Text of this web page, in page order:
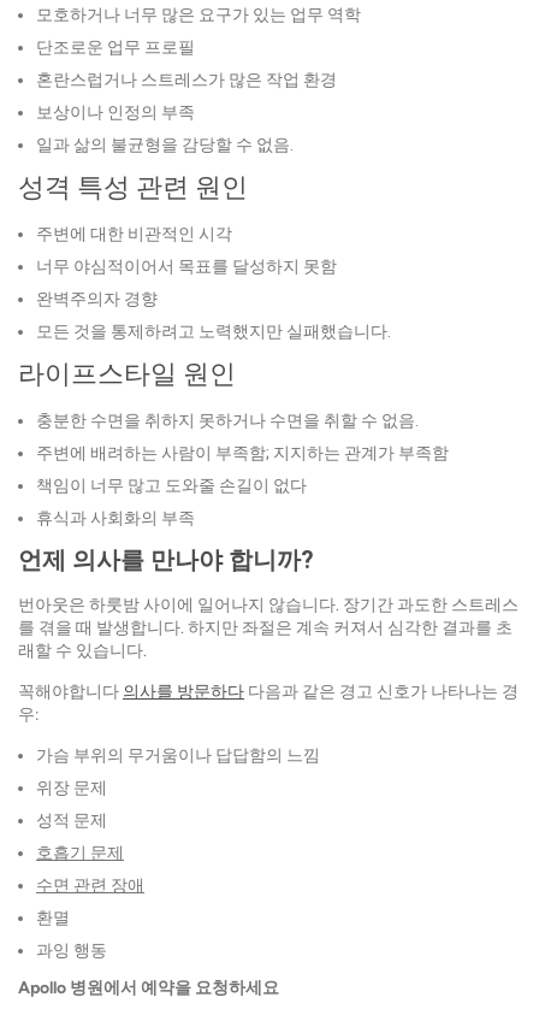
모호하거나 너무 많은 요구가 있는 업무 역학
단조로운 업무 프로필
혼란스럽거나 스트레스가 많은 작업 환경
보상이나 인정의 부족
일과 삶의 불균형을 감당할 수 없음.
성격 특성 관련 원인
주변에 대한 비관적인 시각
너무 야심적이어서 목표를 달성하지 못함
완벽주의자 경향
모든 것을 통제하려고 노력했지만 실패했습니다.
라이프스타일 원인
충분한 수면을 취하지 못하거나 수면을 취할 수 없음.
주변에 배려하는 사람이 부족함; 지지하는 관계가 부족함
책임이 너무 많고 도와줄 손길이 없다
휴식과 사회화의 부족
언제 의사를 만나야 합니까?
번아웃은 하룻밤 사이에 일어나지 않습니다. 장기간 과도한 스트레스
를 겪을 때 발생합니다. 하지만 좌절은 계속 커져서 심각한 결과를 초
래할 수 있습니다.
꼭해야합니다 의사를 방문하다 다음과 같은 경고 신호가 나타나는 경
우:
가슴 부위의 무거움이나 답답함의 느낌
위장 문제
성적 문제
호흡기 문제
수면 관련 장애
환멸
과잉 행동
Apollo 병원에서 예약을 요청하세요